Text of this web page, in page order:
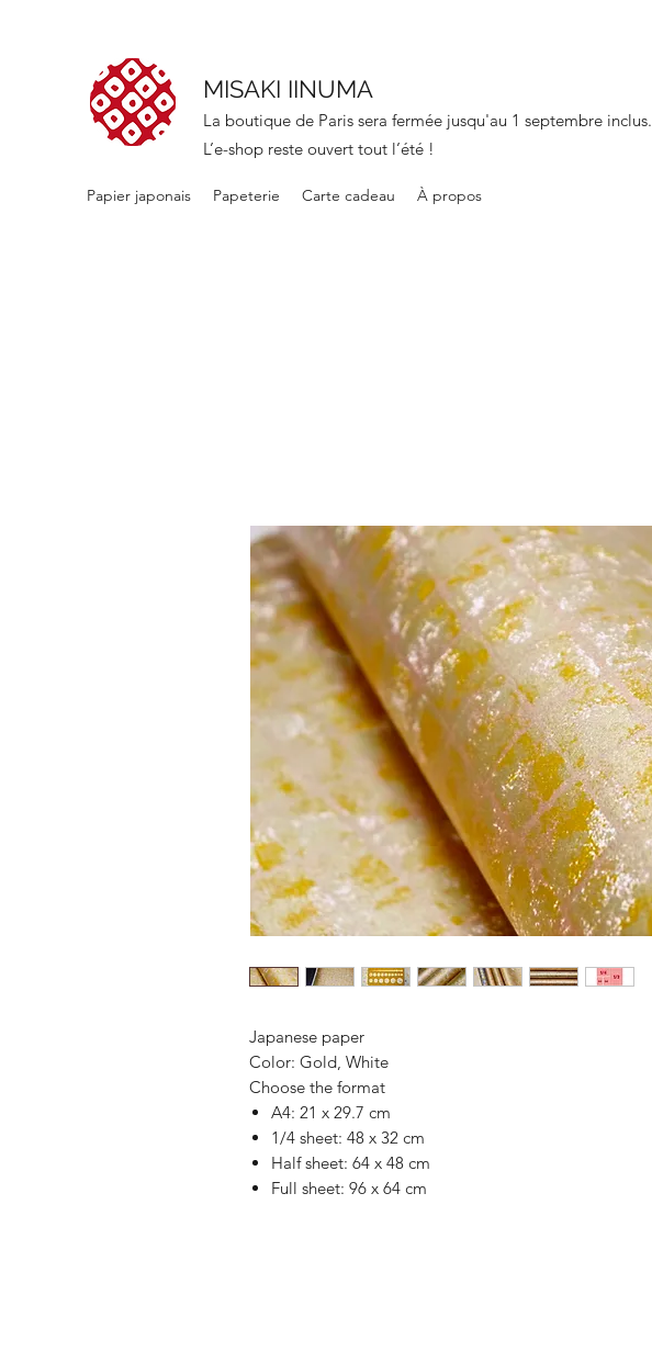
MISAKI IINUMA
La boutique de Paris sera fermée jusqu'au 1 septembre inclus.
L’e-shop reste ouvert tout l’été !
Papier japonais Papeterie Carte cadeau À propos
Japanese paper
Color: Gold, White
Choose the format
A4: 21 x 29.7 cm
1/4 sheet: 48 x 32 cm
Half sheet: 64 x 48 cm
Full sheet: 96 x 64 cm